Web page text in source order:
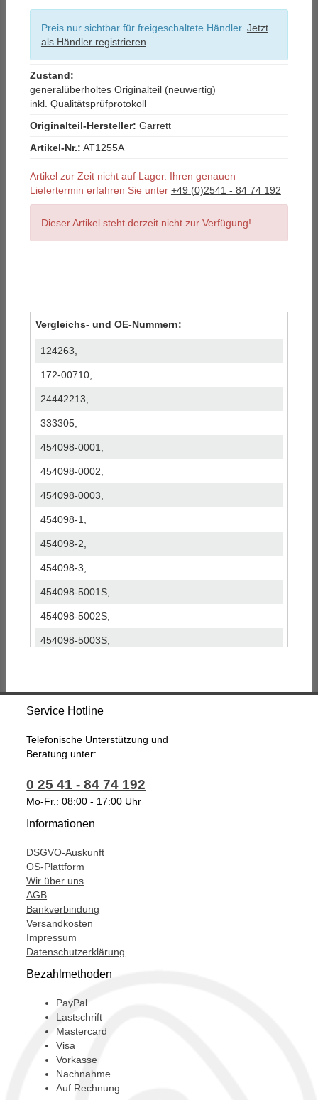
Preis nur sichtbar für freigeschaltete Händler. Jetzt
als Händler registrieren
Zustand:
generalüberholtes Originalteil (neuwertig)
inkl. Qualitätsprüfprotokoll
Originalteil-Hersteller: Garrett
Artikel-Nr.: AT1255A
Artikel zur Zeit nicht auf Lager. Ihren genauen
Liefertermin erfahren Sie unter +49 (0)2541 - 84 74 192
Dieser Artikel steht derzeit nicht zur Verfügung!
Vergleichs- und OE-Nummern:
124263,
172-00710,
24442213,
333305,
454098-0001,
454098-0002,
454098-0003,
454098-1,
454098-2,
454098-3,
454098-5001S,
454098-5002S,
454098-5003S,
860078,
90531518,
93184041,
T911255,
Service Hotline
Telefonische Unterstützung und
Beratung unter:
0 25 41 - 84 74 192
Mo-Fr.: 08:00 - 17:00 Uhr
Informationen
DSGVO-Auskunft
OS-Plattform
Wir über uns
AGB
Bankverbindung
Versandkosten
Impressum
Datenschutzerklärung
Bezahlmethoden
PayPal
Lastschrift
Mastercard
Visa
Vorkasse
Nachnahme
Auf Rechnung